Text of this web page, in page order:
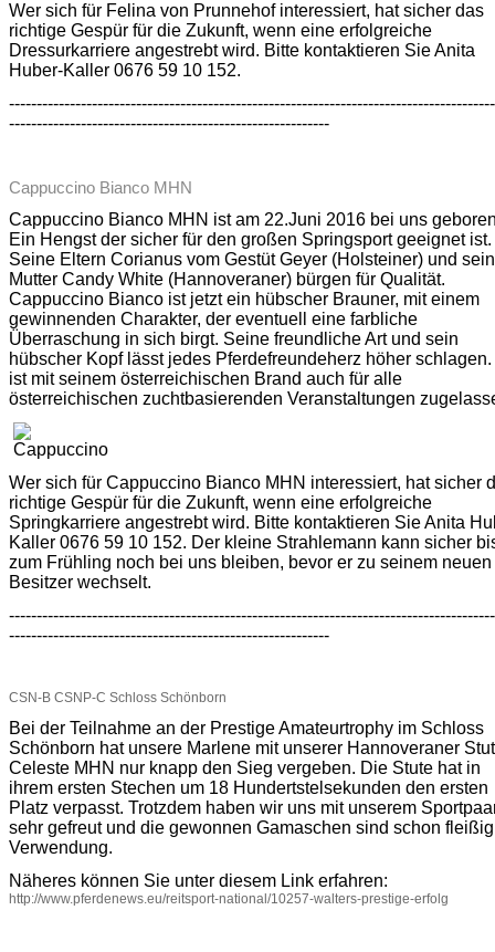
Wer sich für Felina von Prunnehof interessiert, hat sicher das
richtige Gespür für die Zukunft, wenn eine erfolgreiche
Dressurkarriere angestrebt wird. Bitte kontaktieren Sie Anita
Huber-Kaller 0676 59 10 152.
----------------------------------------------------------
Cappuccino Bianco MHN
Cappuccino Bianco MHN ist am 22.Juni 2016 bei uns
Ein Hengst der sicher für den großen Springsport geeignet ist.
Seine Eltern Corianus vom Gestüt Geyer (Holsteiner) und
Mutter Candy White (Hannoveraner) bürgen für Qualität.
Cappuccino Bianco ist jetzt ein hübscher Brauner, mit einem
gewinnenden Charakter, der eventuell eine farbliche
Überraschung in sich birgt. Seine freundliche Art und sein
hübscher Kopf lässt jedes Pferdefreundeherz höher schlagen.
ist mit seinem österreichischen Brand auch für alle
österreichischen zuchtbasierenden Veranstaltungen
Wer sich für Cappuccino Bianco MHN interessiert, hat sicher
richtige Gespür für die Zukunft, wenn eine erfolgreiche
Springkarriere angestrebt wird. Bitte kontaktieren Sie Anita
Kaller 0676 59 10 152. Der kleine Strahlemann kann sicher
zum Frühling noch bei uns bleiben, bevor er zu seinem neuen
Besitzer wechselt.
----------------------------------------------------------
CSN-B CSNP-C Schloss Schönborn
Bei der Teilnahme an der Prestige Amateurtrophy im Schloss
Schönborn hat unsere Marlene mit unserer Hannoveraner
Celeste MHN nur knapp den Sieg vergeben. Die Stute hat in
ihrem ersten Stechen um 18 Hundertstelsekunden den ersten
Platz verpasst. Trotzdem haben wir uns mit unserem
sehr gefreut und die gewonnen Gamaschen sind schon
Verwendung.
Näheres können Sie unter diesem Link erfahren:
http://www.pferdenews.eu/reitsport-national/10257-walters-prestige-erfolg